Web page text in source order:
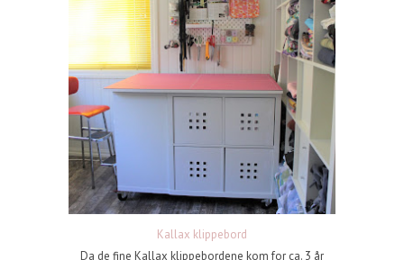
Kallax klippebord
Da de fine Kallax klippebordene kom for ca. 3 år